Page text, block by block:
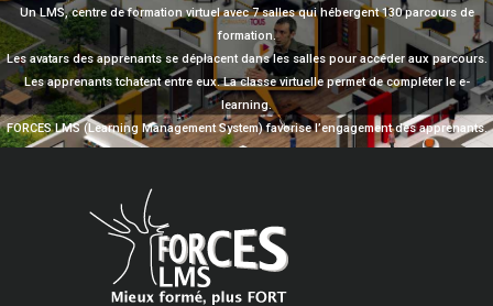
Un LMS, centre de formation virtuel avec 7 salles qui hébergent 130 parcours de
formation.
Les avatars des apprenants se déplacent dans les salles pour accéder aux parcours.
Les apprenants tchatent entre eux. La classe virtuelle permet de compléter le e-
learning.
FORCES LMS (Learning Management System) favorise l’engagement des apprenants.